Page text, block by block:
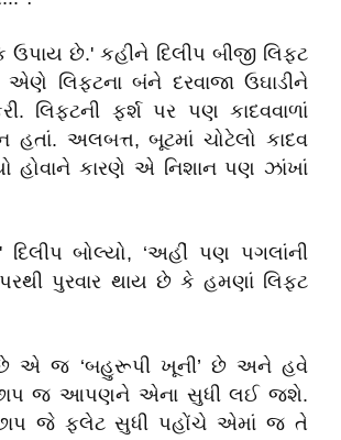
છે.' કહીને દિલીપ બીજી લિફ્ટ
એણે લિફ્ટના બંને દરવાજા ઉઘાડીને
લિફ્ટની ફર્શ પર પણ કાદવવાળાં
હતાં. અલબત્ત, બૂટમાં ચોટેલો કાદવ
કારણે એ નિશાન પણ ઝાંખાં
બોલ્યો, ‘અહીં પણ પગલાંની
પુરવાર થાય છે કે હમણાં લિફ્ટ
એ જ ‘બહુરૂપી ખૂની’ છે અને હવે
જ આપણને એના સુધી લઈ જશે.
જે ફ્લેટ સુધી પહોંચે એમાં જ તે